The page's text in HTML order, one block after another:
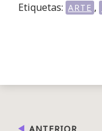
Etiquetas: ARTE ,